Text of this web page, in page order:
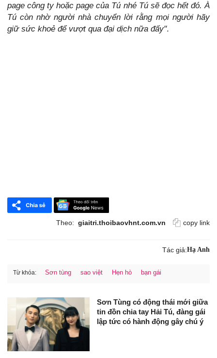
page công ty hoặc page của Tú nhé Tú sẽ đọc hết đó. À
Tú còn nhờ người nhà chuyển lời rằng mọi người hãy
giữ sức khoẻ để vượt qua đại dịch nữa đấy".
Theo: giaitri.thoibaovhnt.com.vn copy link
Tác giả:Hạ Anh
Từ khóa: Sơn tùng sao việt Hẹn hò bạn gái
Sơn Tùng có động thái mới giữa
tin đồn chia tay Hải Tú, đàng gái
lập tức có hành động gây chú ý